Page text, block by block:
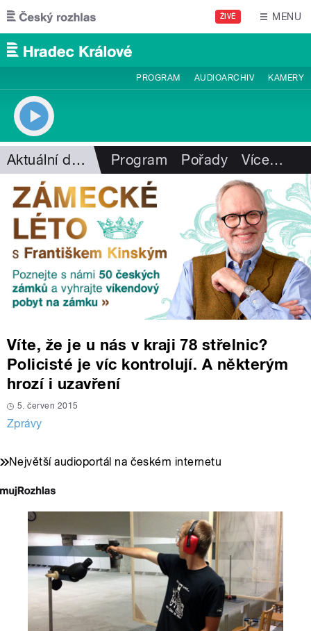
Přejít k hlavnímu obsahu
ŽIVĚ MENU
PROGRAM AUDIOARCHIV KAMERY
Aktuální dění Program Pořady Více…
Víte, že je u nás v kraji 78 střelnic?
Policisté je víc kontrolují. A některým
hrozí i uzavření
5. červen 2015
Zprávy
Největší audioportál na českém internetu